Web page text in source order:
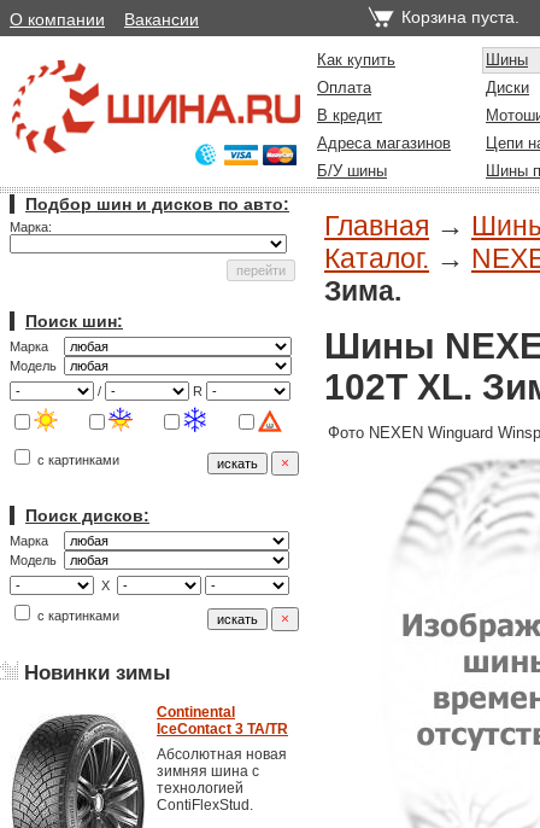
О компании Вакансии Корзина пуста.
Как купить
Шины
Оплата
Диски
В кредит
Адреса магазинов
Цепи
Б/У шины
Шины
Подбор шин и дисков по авто:
Марка:
Поиск шин:
Марка
Модель
/
R
с картинками
Поиск дисков:
Марка
Модель
X
с картинками
Новинки зимы
Continental
IceContact 3 TA/TR
Абсолютная новая
зимняя шина с
технологией
ContiFlexStud.
Главная →
Каталог. →
Зима.
Шины
102T XL.
Фото NEXEN Winguard